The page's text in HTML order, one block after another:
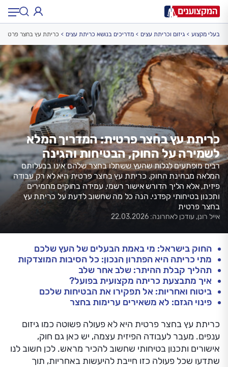
תחום
תחום:
עירעיר: תל אביב, חיפה…
כריתת עץ בחצר פרטית: המדריך המלא
לשמירה על החוק, הבטיחות והגינה
רבים מופתעים לגלות שהעץ ששתלו בחצר שלהם אינו בבעלותם
המלאה מבחינת החוק. כריתת עץ בחצר פרטית היא לא רק עבודה
פיזית, אלא הליך הדורש אישור רשמי, עמידה בחוקים מחמירים
ותכנון בטיחותי קפדני. הנה כל מה שחשוב לדעת על כריתת עץ
בחצר פרטית
אייל רונן, עודכן לאחרונה: 22.03.2026
בעלי מקצוע גיזום וכריתת עצים מדריכים בנושא כריתת עצים כריתת עץ בחצר פרטית:
החוק בישראל: מי באמת הבעלים של העץ שלכם
מתי כריתה היא הפתרון הנכון: כל הסיבות המוצדקות
תהליך קבלת ההיתר: שלב אחר שלב
איך מתבצעת כריתה מקצועית בפועל?
ביטוח ואחריות: אל תפקירו את הבטיחות שלכם
פינוי הגזם: לא משאירים ערימות בחצר
כריתת עץ בחצר פרטית היא לא פעולה פשוטה כמו גיזום
ענפים. מעבר לעבודה הפיזית עצמה, יש כאן גם חוק,
אישורים ותכנון בטיחותי שחשוב להכיר מראש. לכן חשוב לנו
שתדעו שכל פעולה כזו חייבת להיעשות באחריות, תוך